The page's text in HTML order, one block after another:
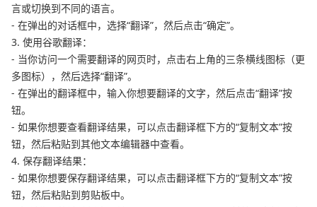
言或切换到不同的语言。
- 在弹出的对话框中，选择“翻译”，然后点击“确定”。
3. 使用谷歌翻译：
- 当你访问一个需要翻译的网页时，点击右上角的三条横线图标（更
多图标），然后选择“翻译”。
- 在弹出的翻译框中，输入你想要翻译的文字，然后点击“翻译”按
钮。
- 如果你想要查看翻译结果，可以点击翻译框下方的“复制文本”按
钮，然后粘贴到其他文本编辑器中查看。
4. 保存翻译结果：
- 如果你想要保存翻译结果，可以点击翻译框下方的“复制文本”按
钮，然后粘贴到剪贴板中。